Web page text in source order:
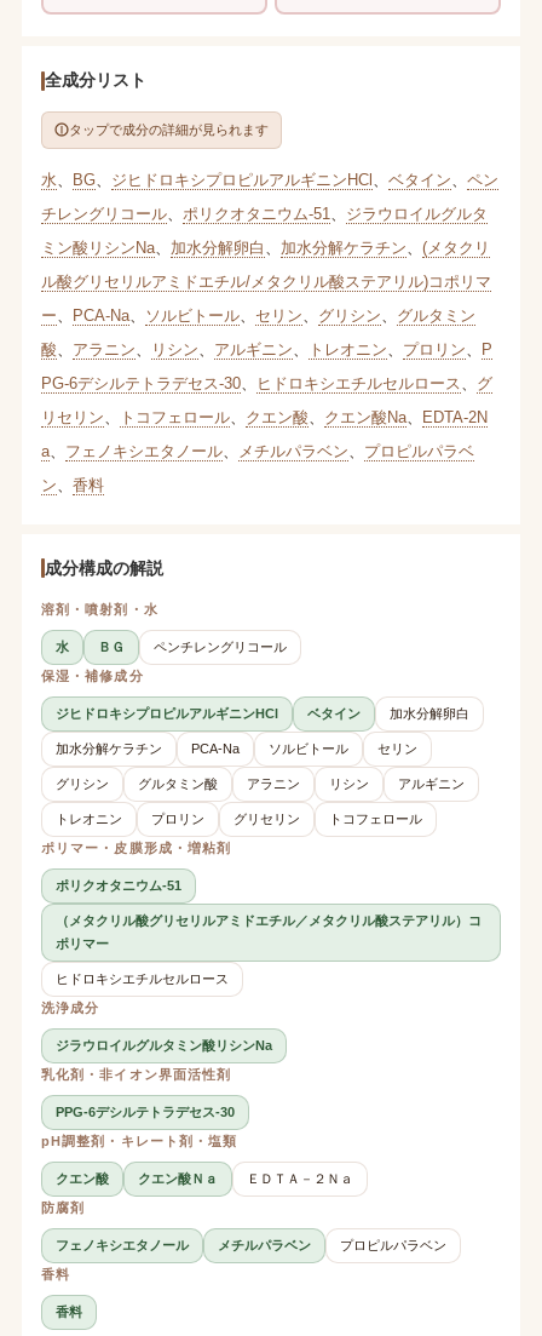
全成分リスト
タップで成分の詳細が見られます
水 BG、 ジヒドロキシプロピルアルギニンHCl ベタイン
ペン
チレングリコール、 ポリクオタニウム-51
ジラウロイルグルタ
ミン酸リシンNa、 加水分解卵白 加水分解ケラチン
(メタクリ
ル酸グリセリルアミドエチル/メタクリル酸ステアリル)コポリマ
ー
PCA-Na、 ソルビトール、 セリン グリシン
グルタミン
酸
アラニン リシン アルギニン トレオニン プロリン
P
PG-6デシルテトラデセス-30、 ヒドロキシエチルセルロース
グ
リセリン
トコフェロール、 クエン酸 クエン酸Na、 EDTA-2N
a、 フェノキシエタノール、 メチルパラベン
プロピルパラベ
ン
香料
成分構成の解説
溶剤・噴射剤・水
水 ＢＧ
ペンチレングリコール
保湿・補修成分
ジヒドロキシプロピルアルギニンHCl ベタイン 加水分解卵白
加水分解ケラチン PCA-Na ソルビトール セリン
グリシン グルタミン酸 アラニン リシン アルギニン
トレオニン プロリン グリセリン
トコフェロール
ポリマー・皮膜形成・増粘剤
ポリクオタニウム-51
（メタクリル酸グリセリルアミドエチル／メタクリル酸ステアリル）コ
ポリマー
ヒドロキシエチルセルロース
洗浄成分
ジラウロイルグルタミン酸リシンNa
乳化剤・非イオン界面活性剤
PPG-6デシルテトラデセス-30
pH調整剤・キレート剤・塩類
クエン酸 クエン酸Ｎａ
ＥＤＴＡ－２Ｎａ
防腐剤
フェノキシエタノール メチルパラベン
プロピルパラベン
香料
香料